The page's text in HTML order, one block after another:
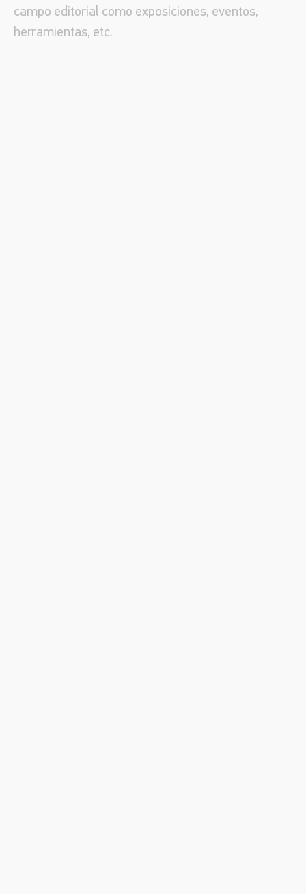
campo editorial como exposiciones, eventos,
herramientas, etc.